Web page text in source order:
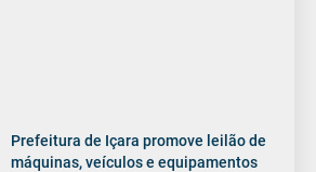
Prefeitura de Içara promove leilão de
máquinas, veículos e equipamentos